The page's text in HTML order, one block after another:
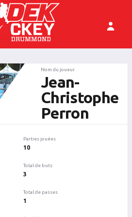
Nom du joueur
Jean-
Christophe
Perron
Parties jouées
10
Total de buts
3
Total de passes
1